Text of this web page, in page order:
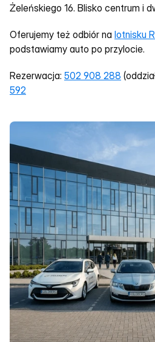
Żeleńskiego 16. Blisko centrum i
Oferujemy też odbiór na lotnisku
podstawiamy auto po przylocie.
Rezerwacja: 502 908 288
592